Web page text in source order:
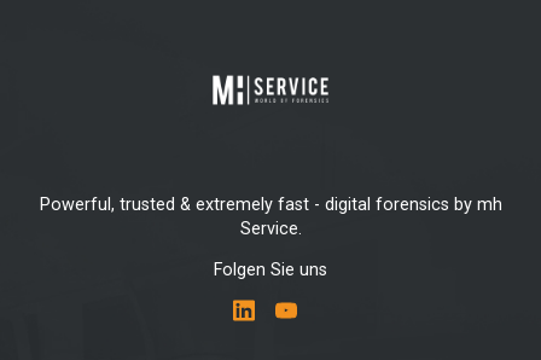
Powerful, trusted & extremely fast - digital forensics by mh
Service.
Folgen Sie uns